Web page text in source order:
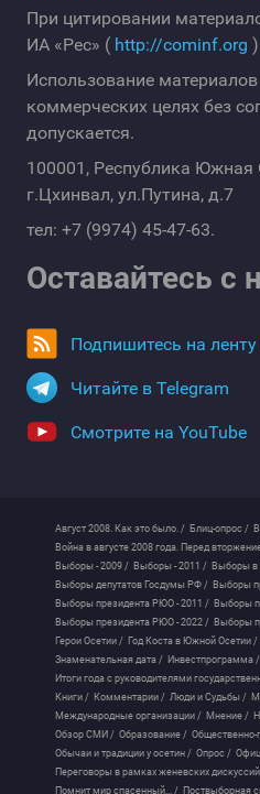
При цитировании
ИА «Рес» ( http://cominf.org
Использование
коммерческих целях без
допускается.
100001, Республика Южная
г.Цхинвал, ул.Путина, д.7
тел: +7 (9974) 45-47-63.
Оставайтесь с
Подпишитесь на ленту
Читайте в Telegram
Смотрите на YouTube
Август 2008. Как это было. / Блиц-опрос /
Война в августе 2008 года. Перед
Выборы - 2009 / Выборы - 2011 / Выборы в
Выборы депутатов Госдумы РФ / Выборы
Выборы президента РЮО - 2011 / Выборы
Выборы президента РЮО - 2022 / Выборы
Герои Осетии / Год Коста в Южной Осетии /
Знаменательная дата / Инвестпрограмма /
Итоги года с руководителями
Книги / Комментарии / Люди и Судьбы /
Международные организации / Мнение /
Обзор СМИ / Образование / Общественно-
Обычаи и традиции у осетин / Опрос /
Переговоры в рамках женевских
Помнит мир спасенный... / Поствыборная